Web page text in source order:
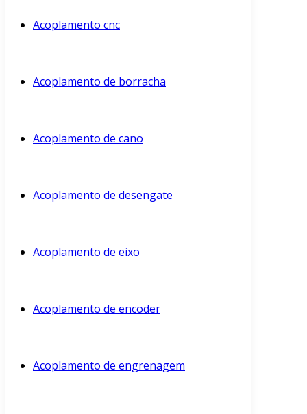
Acoplamento cnc
Acoplamento de borracha
Acoplamento de cano
Acoplamento de desengate
Acoplamento de eixo
Acoplamento de encoder
Acoplamento de engrenagem